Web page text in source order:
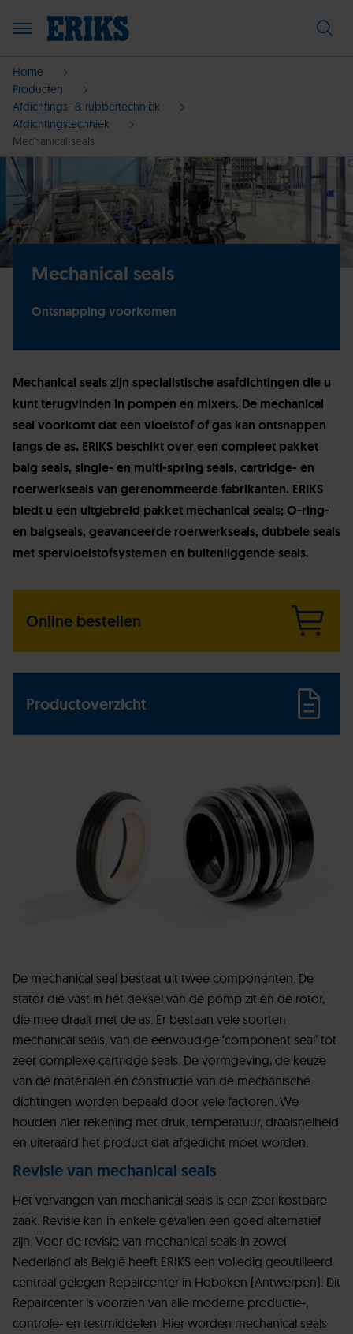
Home
Producten
Afdichtings- & rubbertechniek
Afdichtingstechniek
Mechanical seals
Mechanical seals
Ontsnapping voorkomen
Mechanical seals zijn specialistische asafdichtingen die u
kunt terugvinden in pompen en mixers. De mechanical
seal voorkomt dat een vloeistof of gas kan ontsnappen
langs de as. ERIKS beschikt over een compleet pakket
balg seals, single- en multi-spring seals, cartridge- en
roerwerkseals van gerenommeerde fabrikanten. ERIKS
biedt u een uitgebreid pakket mechanical seals; O-ring-
en balgseals, geavanceerde roerwerkseals, dubbele seals
met spervloeistofsystemen en buitenliggende seals.
Online bestellen
Productoverzicht
De mechanical seal bestaat uit twee componenten. De
stator die vast in het deksel van de pomp zit en de rotor,
die mee draait met de as. Er bestaan vele soorten
mechanical seals, van de eenvoudige ‘component seal’ tot
zeer complexe cartridge seals. De vormgeving, de keuze
van de materialen en constructie van de mechanische
dichtingen worden bepaald door vele factoren. We
houden hier rekening met druk, temperatuur, draaisnelheid
en uiteraard het product dat afgedicht moet worden.
Revisie van mechanical seals
Het vervangen van mechanical seals is een zeer kostbare
zaak. Revisie kan in enkele gevallen een goed alternatief
zijn. Voor de revisie van mechanical seals in zowel
Nederland als België heeft ERIKS een volledig geoutilleerd
centraal gelegen Repaircenter in Hoboken (Antwerpen). Dit
Repaircenter is voorzien van alle moderne productie-,
controle- en testmiddelen. Hier worden mechanical seals